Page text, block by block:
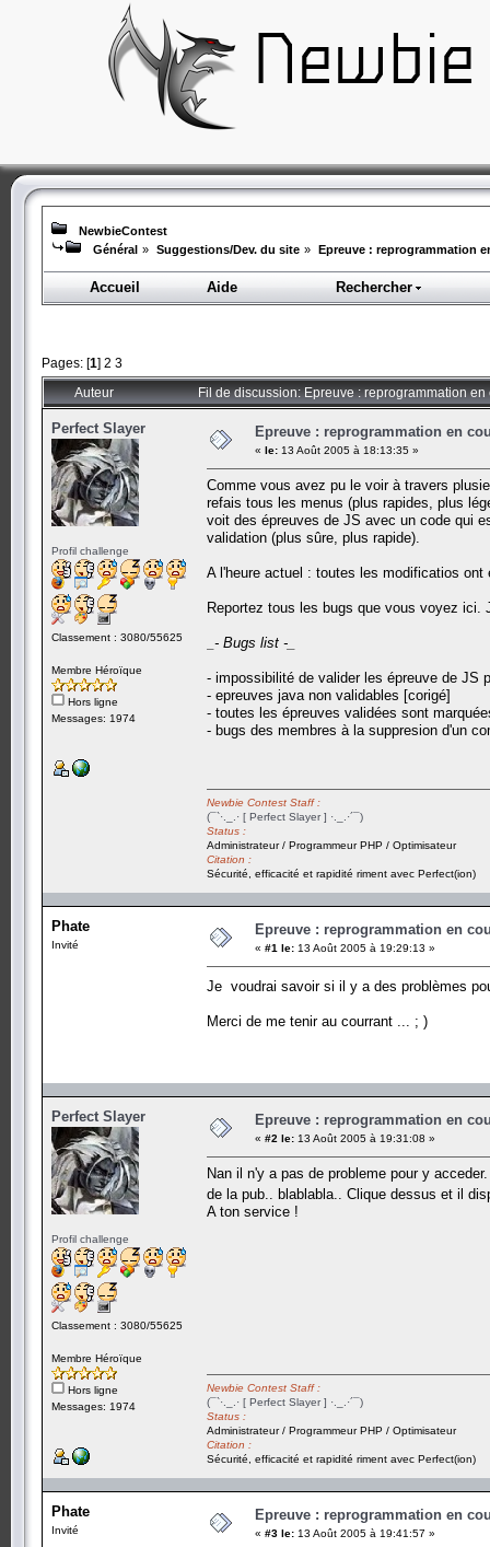
NewbieContest
Général » Suggestions/Dev. du site » Epreuve : reprogrammation
Accueil Aide Rechercher
Pages: [1] 2 3
Auteur Fil de discussion: Epreuve : reprogrammation
Perfect Slayer
Profil challenge
Classement : 3080/55625
Membre Héroïque
Hors ligne
Messages: 1974
Epreuve : reprogrammation en
« le: 13 Août 2005 à 18:13:35 »
Comme vous avez pu le voir à travers
refais tous les menus (plus rapides, plus
voit des épreuves de JS avec un code qui
validation (plus sûre, plus rapide).
A l'heure actuel : toutes les modificatios
Reportez tous les bugs que vous voyez
_- Bugs list -_
- impossibilité de valider les épreuve de JS
- epreuves java non validables [corigé]
- toutes les épreuves validées sont
- bugs des membres à la suppresion d'un
Newbie Contest Staff :
(¯`·._.· [ Perfect Slayer ] ·._.·´¯)
Status :
Administrateur / Programmeur PHP / Optimisateur
Citation :
Sécurité, efficacité et rapidité riment avec Perfect(ion)
Phate
Invité
Epreuve : reprogrammation en
« #1 le: 13 Août 2005 à 19:29:13 »
Je voudrai savoir si il y a des problèmes
Merci de me tenir au courrant ... ; )
Perfect Slayer
Profil challenge
Classement : 3080/55625
Membre Héroïque
Hors ligne
Messages: 1974
Epreuve : reprogrammation en
« #2 le: 13 Août 2005 à 19:31:08 »
Nan il n'y a pas de probleme pour y
de la pub.. blablabla.. Clique dessus et il
A ton service !
Newbie Contest Staff :
(¯`·._.· [ Perfect Slayer ] ·._.·´¯)
Status :
Administrateur / Programmeur PHP / Optimisateur
Citation :
Sécurité, efficacité et rapidité riment avec Perfect(ion)
Phate
Invité
Epreuve : reprogrammation en
« #3 le: 13 Août 2005 à 19:41:57 »